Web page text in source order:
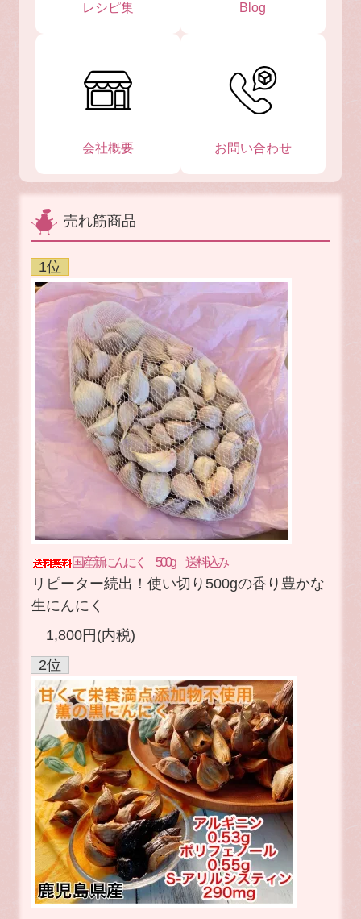
レシピ集 Blog
会社概要 お問い合わせ
売れ筋商品
1位
国産新にんにく 500g 送料込み
リピーター続出！使い切り500gの香り豊かな
生にんにく
1,800円(内税)
2位